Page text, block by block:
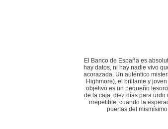
El Banco de España es
hay datos, ni hay nadie vivo
acorazada. Un auténtico
Highmore), el brillante y
objetivo es un pequeño
de la caja, diez días para
irrepetible, cuando la
puertas del